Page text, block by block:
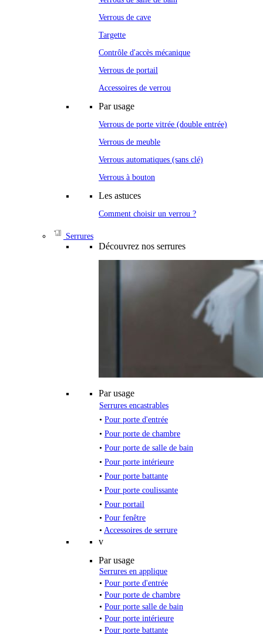
Verrous de cave
Targette
Contrôle d'accès mécanique
Verrous de portail
Accessoires de verrou
Par usage
Verrous de porte vitrée (double entrée)
Verrous de meuble
Verrous automatiques (sans clé)
Verrous à bouton
Les astuces
Comment choisir un verrou ?
Serrures
Découvrez nos serrures
Par usage
Serrures encastrables
• Pour porte d'entrée
• Pour porte de chambre
• Pour porte de salle de bain
• Pour porte intérieure
• Pour porte battante
• Pour porte coulissante
• Pour portail
• Pour fenêtre
• Accessoires de serrure
v
Par usage
Serrures en applique
• Pour porte d'entrée
• Pour porte de chambre
• Pour porte salle de bain
• Pour porte intérieure
• Pour porte battante